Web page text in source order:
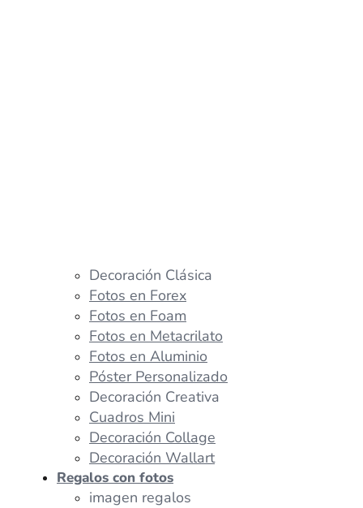
Decoración Clásica
Fotos en Forex
Fotos en Foam
Fotos en Metacrilato
Fotos en Aluminio
Póster Personalizado
Decoración Creativa
Cuadros Mini
Decoración Collage
Decoración Wallart
Regalos con fotos
imagen regalos